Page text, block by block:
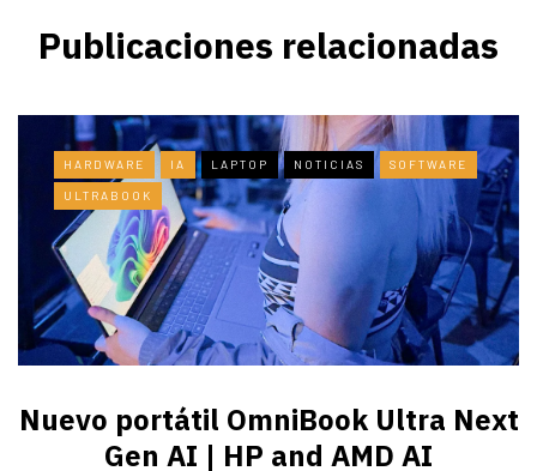
Publicaciones relacionadas
HARDWARE IA LAPTOP NOTICIAS SOFTWARE
ULTRABOOK
Nuevo portátil OmniBook Ultra ​Next
Gen AI | HP and AMD AI